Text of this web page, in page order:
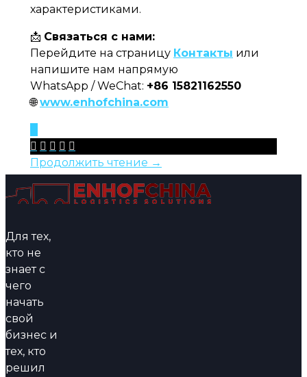
характеристиками.
📩 Связаться с нами:
Перейдите на страницу Контакты или
напишите нам напрямую
WhatsApp / WeChat: +86 15821162550
🌐www.enhofchina.com
    
Продолжить чтение →
Для тех,
кто не
знает с
чего
начать
свой
бизнес и
тех, кто
решил